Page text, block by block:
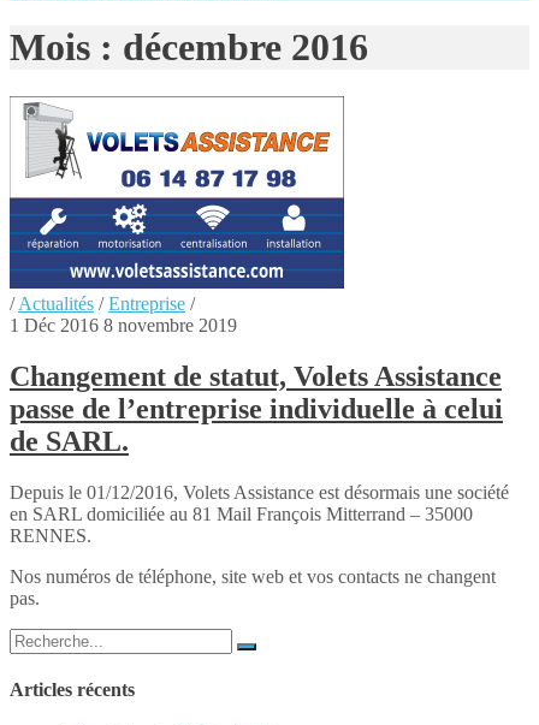
Mois : décembre 2016
/ Actualités / Entreprise /
1 Déc 2016 8 novembre 2019
Changement de statut, Volets Assistance
passe de l’entreprise individuelle à celui
de SARL.
Depuis le 01/12/2016, Volets Assistance est désormais une société
en SARL domiciliée au 81 Mail François Mitterrand – 35000
RENNES.
Nos numéros de téléphone, site web et vos contacts ne changent
pas.
Chercher
:
Articles récents